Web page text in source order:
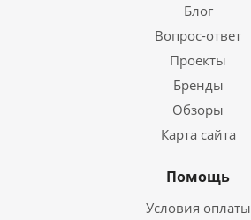
Блог
Вопрос-ответ
Проекты
Бренды
Обзоры
Карта сайта
Помощь
Условия оплаты